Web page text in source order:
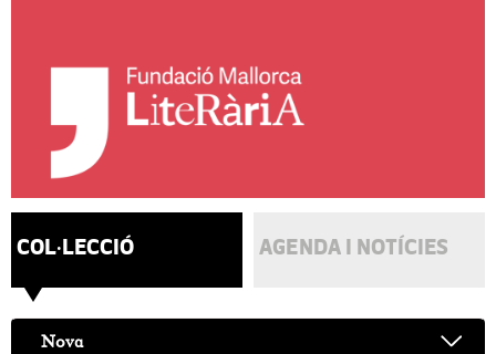
COL·LECCIÓ AGENDA I NOTÍCIES
Nova